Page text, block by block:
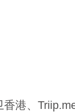
香港、